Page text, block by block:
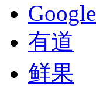
Google
有道
鲜果